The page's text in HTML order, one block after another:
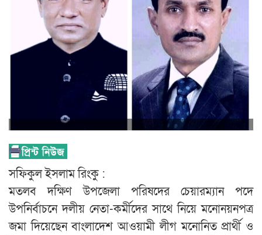
সফিকুল ইসলাম রিংকু :
মতলব দক্ষিণ উপজেলা পরিষদের চেয়ারম্যান পদে
উপনির্বাচনে দলীয় নেতা-কর্মীদের সাথে নিয়ে মনোনয়নপত্র
জমা দিয়েছেন বাংলাদেশ আওয়ামী লীগ মনোনিত প্রার্থী ও